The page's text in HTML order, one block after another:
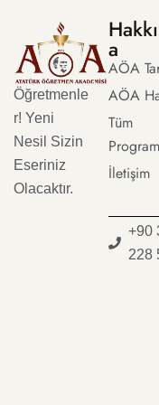
Öğretmenle
r! Yeni
Nesil Sizin
Eseriniz
Olacaktır.
a
AÖA
AÖA
Tüm
İletişim
+90
228